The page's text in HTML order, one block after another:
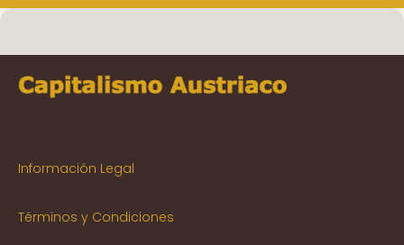
Información Legal
Términos y Condiciones